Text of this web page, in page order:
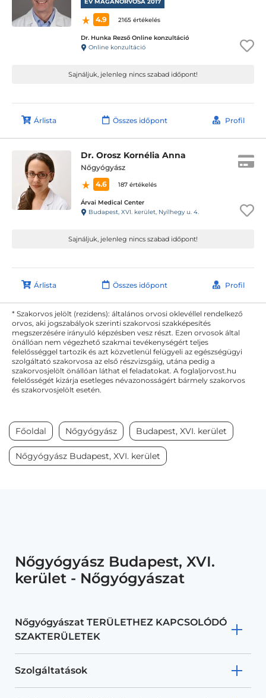
4.9 2165 értékelés
Dr. Hunka Rezső Online konzultáció
Online konzultáció
Sajnáljuk, jelenleg nincs szabad időpont!
Árlista Összes időpont Profil
Dr. Orosz Kornélia Anna
Nőgyógyász
4.6
187 értékelés
Árvai Medical Center
Budapest, XVI. kerület, Nyílhegy u. 4.
Sajnáljuk, jelenleg nincs szabad időpont!
Árlista Összes időpont Profil
* Szakorvos jelölt (rezidens): általános orvosi oklevéllel rendelkező
orvos, aki jogszabályok szerinti szakorvosi szakképesítés
megszerzésére irányuló képzésben vesz részt. Ezen orvosok által
önállóan nem végezhető szakmai tevékenységért teljes
felelősséggel tartozik és azt közvetlenül felügyeli az egészségügyi
szolgáltató szakorvosa az első részvizsgáig, utána pedig a
szakorvosjelölt önállóan láthat el feladatokat. A foglaljorvost.hu
felelősségét kizárja esetleges névazonosságért bármely szakorvos
és szakorvosjelölt esetén.
Főoldal Nőgyógyász Budapest, XVI. kerület
Nőgyógyász Budapest, XVI. kerület
Nőgyógyász Budapest, XVI.
kerület - Nőgyógyászat
Nőgyógyászat TERÜLETHEZ KAPCSOLÓDÓ
SZAKTERÜLETEK
Szolgáltatások